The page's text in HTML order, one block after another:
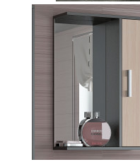
Шкаф-зеркало
венге